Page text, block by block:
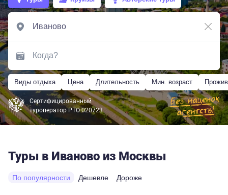
Виды отдыха Цена Длительность Мин. возраст
Сертифицированный
туроператор РТО 020723
Туры в Иваново из Москвы
По популярности Дешевле Дороже